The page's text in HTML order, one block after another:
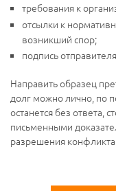
требования к
отсылки к
возникший спор;
подпись
Направить образец
долг можно лично, по
останется без ответа,
письменными
разрешения